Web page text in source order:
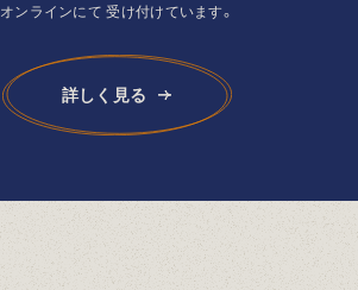
オンラインにて 受け付けています。
詳しく見る